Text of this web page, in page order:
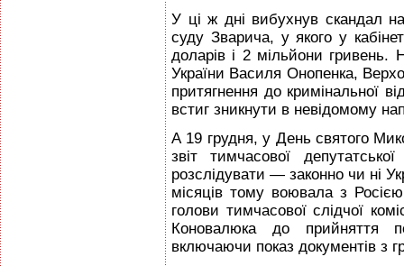
У ці ж дні вибухнув скандал
суду Зварича, у якого у
доларів і 2 мільйони гривень.
України Василя Онопенка,
притягнення до кримінальної
встиг зникнути в невідомому
А 19 грудня, у День святого
звіт тимчасової
розслідувати — законно чи ні
місяців тому воювала з
голови тимчасової слідчої
Коновалюка до прийняття
включаючи показ документів з